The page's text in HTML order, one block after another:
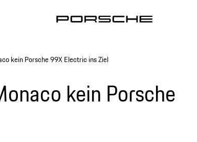
kein Porsche 99X Electric ins Ziel
kein Porsche